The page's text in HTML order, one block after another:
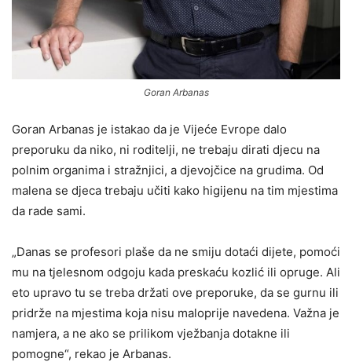
Goran Arbanas
Goran Arbanas je istakao da je Vijeće Evrope dalo
preporuku da niko, ni roditelji, ne trebaju dirati djecu na
polnim organima i stražnjici, a djevojčice na grudima. Od
malena se djeca trebaju učiti kako higijenu na tim mjestima
da rade sami.
„Danas se profesori plaše da ne smiju dotaći dijete, pomoći
mu na tjelesnom odgoju kada preskaću kozlić ili opruge. Ali
eto upravo tu se treba držati ove preporuke, da se gurnu ili
pridrže na mjestima koja nisu maloprije navedena. Važna je
namjera, a ne ako se prilikom vježbanja dotakne ili
pomogne“, rekao je Arbanas.